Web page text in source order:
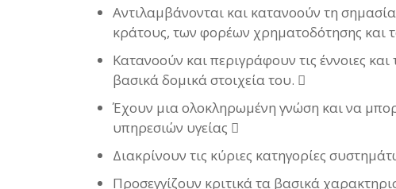
Αντιλαμβάνονται και κατανοούν τη
κράτους, των φορέων χρηματοδότησης
Κατανοούν και περιγράφουν τις έννοιες
βασικά δομικά στοιχεία του. 
Έχουν μια ολοκληρωμένη γνώση και να
υπηρεσιών υγείας 
Διακρίνουν τις κύριες κατηγορίες
Προσεγγίζουν κριτικά τα βασικά